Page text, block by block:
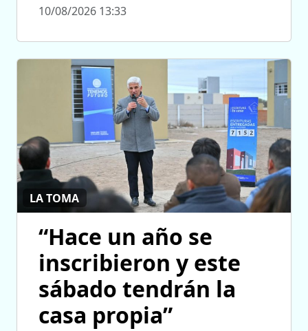
10/08/2026 13:33
LA TOMA
“Hace un año se
inscribieron y este
sábado tendrán la
casa propia”